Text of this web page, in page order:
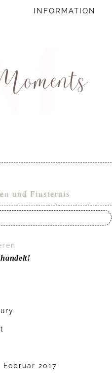
INFORMATION
und Finsternis
Februar 2017